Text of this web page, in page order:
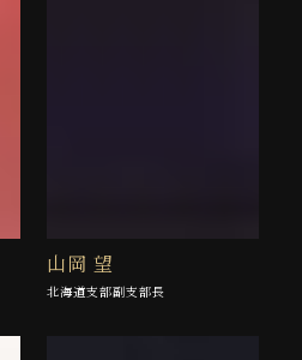
山岡 望
北海道支部副支部長